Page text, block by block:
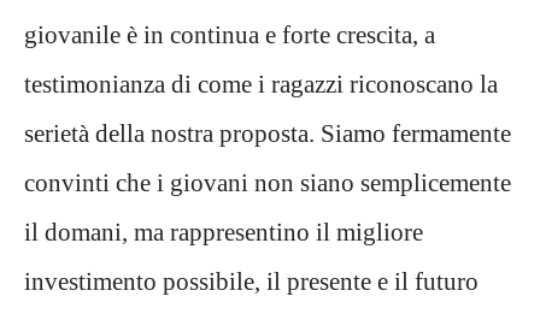
giovanile è in continua e forte crescita, a
testimonianza di come i ragazzi riconoscano la
serietà della nostra proposta. Siamo fermamente
convinti che i giovani non siano semplicemente
il domani, ma rappresentino il migliore
investimento possibile, il presente e il futuro